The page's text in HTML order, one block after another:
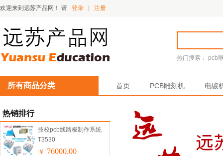
欢迎来到远苏产品网！ 请 登录 注册
热门搜索： pcb
所有商品分类 首页 PCB雕刻机 电镀
热销排行
技校pcb线路板制作系统
T3530
￥ 76000.00